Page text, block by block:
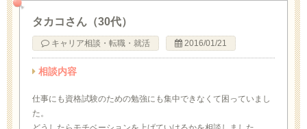
タカコさん（30代）
キャリア相談・転職・就活 2016/01/21
相談内容
仕事にも資格試験のための勉強にも集中できなくて困っていまし
た。